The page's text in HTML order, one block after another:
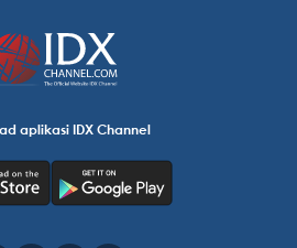
aplikasi IDX Channel